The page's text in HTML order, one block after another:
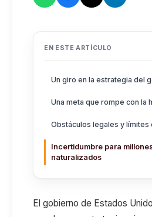
EN ESTE ARTÍCULO
Un giro en la estrategia del
Una meta que rompe con la
Obstáculos legales y límites
Incertidumbre para
naturalizados
El gobierno de Estados